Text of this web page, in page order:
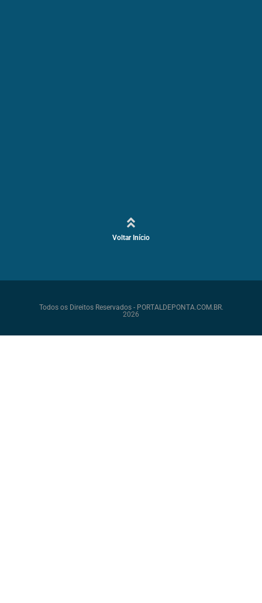
Voltar Início
Todos os Direitos Reservados - PORTALDEPONTA.COM.BR.
2026